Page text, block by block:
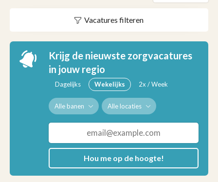
Vacatures filteren
Krijg de nieuwste zorgvacatures
in jouw regio
Dagelijks Wekelijks 2x / Week
Alle banen Alle locaties
Hou me op de hoogte!